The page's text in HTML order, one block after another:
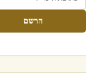
הרשם